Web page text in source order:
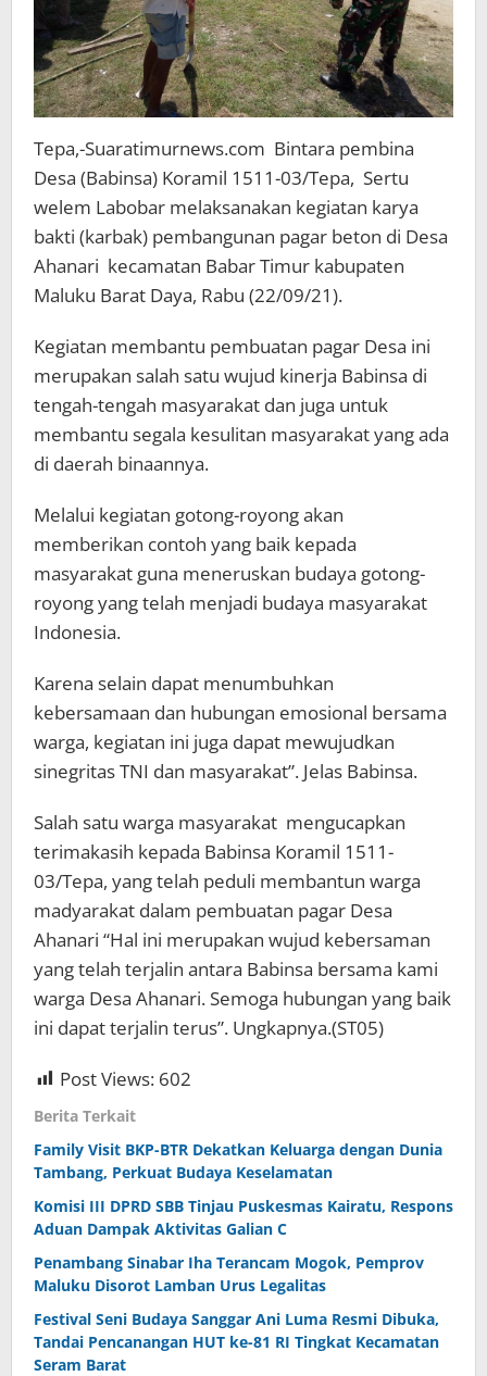
Tepa,-Suaratimurnews.com Bintara pembina
Desa (Babinsa) Koramil 1511-03/Tepa, Sertu
welem Labobar melaksanakan kegiatan karya
bakti (karbak) pembangunan pagar beton di Desa
Ahanari kecamatan Babar Timur kabupaten
Maluku Barat Daya, Rabu (22/09/21).
Kegiatan membantu pembuatan pagar Desa ini
merupakan salah satu wujud kinerja Babinsa di
tengah-tengah masyarakat dan juga untuk
membantu segala kesulitan masyarakat yang ada
di daerah binaannya.
Melalui kegiatan gotong-royong akan
memberikan contoh yang baik kepada
masyarakat guna meneruskan budaya gotong-
royong yang telah menjadi budaya masyarakat
Indonesia.
Karena selain dapat menumbuhkan
kebersamaan dan hubungan emosional bersama
warga, kegiatan ini juga dapat mewujudkan
sinegritas TNI dan masyarakat”. Jelas Babinsa.
Salah satu warga masyarakat mengucapkan
terimakasih kepada Babinsa Koramil 1511-
03/Tepa, yang telah peduli membantun warga
madyarakat dalam pembuatan pagar Desa
Ahanari “Hal ini merupakan wujud kebersaman
yang telah terjalin antara Babinsa bersama kami
warga Desa Ahanari. Semoga hubungan yang baik
ini dapat terjalin terus”. Ungkapnya.(ST05)
Post Views: 602
Berita Terkait
Family Visit BKP-BTR Dekatkan Keluarga dengan Dunia
Tambang, Perkuat Budaya Keselamatan
Komisi III DPRD SBB Tinjau Puskesmas Kairatu, Respons
Aduan Dampak Aktivitas Galian C
Penambang Sinabar Iha Terancam Mogok, Pemprov
Maluku Disorot Lamban Urus Legalitas
Festival Seni Budaya Sanggar Ani Luma Resmi Dibuka,
Tandai Pencanangan HUT ke-81 RI Tingkat Kecamatan
Seram Barat